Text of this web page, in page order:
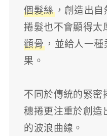
個髮絲，創造出自
捲髮也不會顯得太
顴骨 ，並給人一
果。
不同於傳統的緊密
穗捲更注重於創造
的波浪曲線。